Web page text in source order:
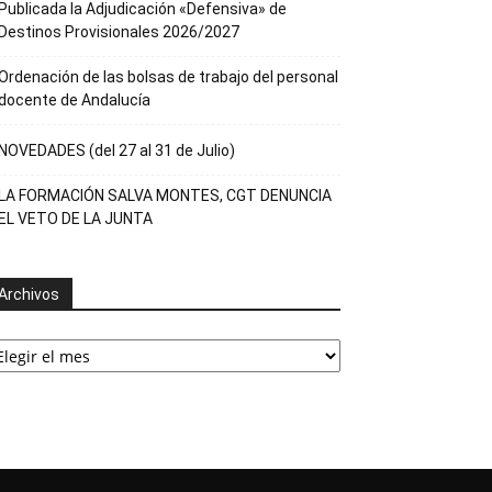
Publicada la Adjudicación «Defensiva» de
Destinos Provisionales 2026/2027
de las bolsas de trabajo del personal
de Andalucía
NOVEDADES (del 27 al 31 de Julio)
LA FORMACIÓN SALVA MONTES, CGT DENUNCIA
EL VETO DE LA JUNTA